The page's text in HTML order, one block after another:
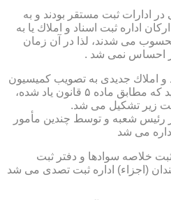
ادارات ثبت مستقر بودند و به
اداره ثبت اسناد و املاك یا به
می شدند، لذا در آن زمان
احساس نمی شد .
اسناد و املاك جدیدی به تصویب كمیسیون
عدلیه مجلس شورای ملی رسید كه مطابق ماده ۵ قانون یاد شده،
زیر تشكیل می شد.
رئیس شعبه و توسط چندین مأمور
می شد
خلاصه سوادها و دفتر ثبت
(اجزاء) اداره ثبت تصدی می شد